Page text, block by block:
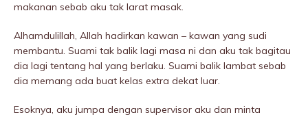
makanan sebab aku tak larat masak.
Alhamdulillah, Allah hadirkan kawan – kawan yang sudi
membantu. Suami tak balik lagi masa ni dan aku tak bagitau
dia lagi tentang hal yang berlaku. Suami balik lambat sebab
dia memang ada buat kelas extra dekat luar.
Esoknya, aku jumpa dengan supervisor aku dan minta